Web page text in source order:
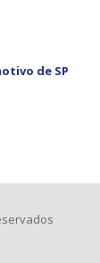
de SP